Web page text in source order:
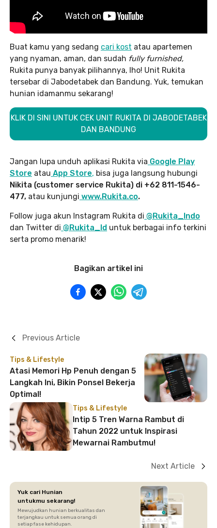
Buat kamu yang sedang cari kost atau apartemen
yang nyaman, aman, dan sudah fully furnished,
Rukita punya banyak pilihannya, lho! Unit Rukita
tersebar di Jabodetabek dan Bandung. Yuk, temukan
hunian idamanmu sekarang!
KLIK DI SINI UNTUK CEK UNIT RUKITA DI JABODETABEK
DAN BANDUNG
Jangan lupa unduh aplikasi Rukita via Google Play
Store atau App Store, bisa juga langsung hubungi
Nikita (customer service Rukita) di +62 811-1546-
477, atau kunjungi www.Rukita.co.
Follow juga akun Instagram Rukita di @Rukita_Indo
dan Twitter di @Rukita_Id untuk berbagai info terkini
serta promo menarik!
Bagikan artikel ini
Tips & Lifestyle
Atasi Memori Hp Penuh dengan 5
Langkah Ini, Bikin Ponsel Bekerja
Optimal!
Previous Article
Tips & Lifestyle
Intip 5 Tren Warna Rambut di
Tahun 2022 untuk Inspirasi
Mewarnai Rambutmu!
Next Article
Yuk cari Hunian
untukmu sekarang!
Mewujudkan hunian berkualitas dan
terjangkau untuk semua orang di
setiap fase kehidupan.